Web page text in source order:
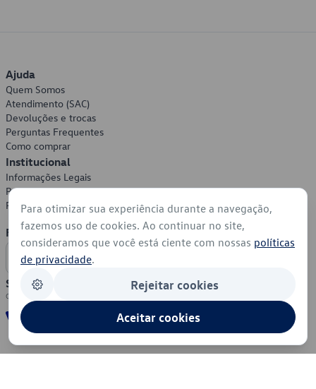
Ajuda
Quem Somos
Atendimento (SAC)
Devoluções e trocas
Perguntas Frequentes
Como comprar
Institucional
Informações Legais
Política de Privacidade
Política de Cookies
Formas de Pagamento
Segurança
Para otimizar sua experiência durante a navegação,
fazemos uso de cookies. Ao continuar no site,
consideramos que você está ciente com nossas políticas
de privacidade.
Rejeitar cookies
Aceitar cookies